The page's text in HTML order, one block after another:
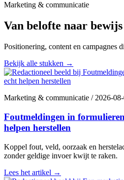
Marketing & communicatie
Van belofte naar bewijs
Positionering, content en campagnes
Bekijk alle stukken →
Marketing & communicatie /2026-
Foutmeldingen in
helpen herstellen
Koppel fout, veld, oorzaak en
zonder geldige invoer kwijt te raken.
Lees het artikel →